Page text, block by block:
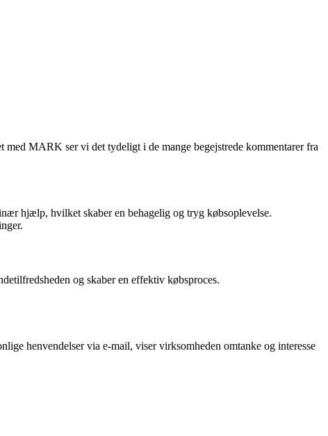
MARK ser vi det tydeligt i de mange begejstrede kommentarer fra
hjælp, hvilket skaber en behagelig og tryg købsoplevelse.
og skaber en effektiv købsproces.
henvendelser via e-mail, viser virksomheden omtanke og interesse